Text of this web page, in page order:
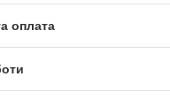
оплата